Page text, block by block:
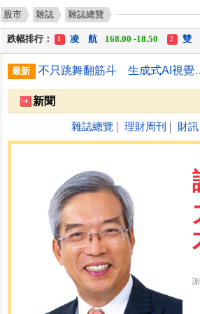
股市 雜誌 雜誌總覽
漲幅排行： 1 川 湖 11,110.00 +1,010.00
跌幅排行：
1 凌 航 168.00 -18.50 2 雙
跌停排行：
最新 不只跳舞翻筋斗
新聞
雜誌總覽 理財周刊 財訊